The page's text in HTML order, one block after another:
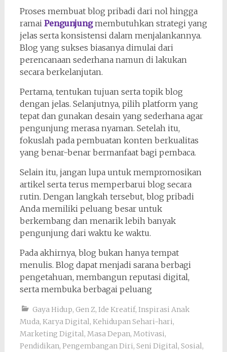
Proses membuat blog pribadi dari nol hingga
ramai Pengunjungmembutuhkan strategi yang
jelas serta konsistensi dalam menjalankannya.
Blog yang sukses biasanya dimulai dari
perencanaan sederhana namun di lakukan
secara berkelanjutan.
Pertama, tentukan tujuan serta topik blog
dengan jelas. Selanjutnya, pilih platform yang
tepat dan gunakan desain yang sederhana agar
pengunjung merasa nyaman. Setelah itu,
fokuslah pada pembuatan konten berkualitas
yang benar-benar bermanfaat bagi pembaca.
Selain itu, jangan lupa untuk mempromosikan
artikel serta terus memperbarui blog secara
rutin. Dengan langkah tersebut, blog pribadi
Anda memiliki peluang besar untuk
berkembang dan menarik lebih banyak
pengunjung dari waktu ke waktu.
Pada akhirnya, blog bukan hanya tempat
menulis. Blog dapat menjadi sarana berbagi
pengetahuan, membangun reputasi digital,
serta membuka berbagai peluang
Gaya Hidup, Gen Z, Ide Kreatif, Inspirasi Anak
Muda, Karya Digital, Kehidupan Sehari-hari,
Marketing Digital, Masa Depan, Motivasi,
Pendidikan, Pengembangan Diri, Seni Digital, Sosial,